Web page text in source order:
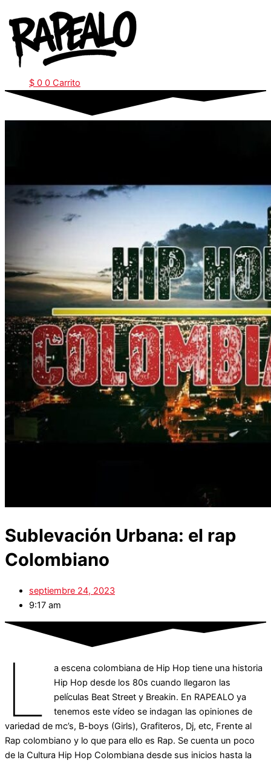
al
contenido
$ 0 0 Carrito
Sublevación Urbana: el rap
Colombiano
septiembre 24, 2023
9:17 am
L
a escena colombiana de Hip Hop tiene una historia
Hip Hop desde los 80s cuando llegaron las
películas Beat Street y Breakin. En RAPEALO ya
tenemos este vídeo se indagan las opiniones de
variedad de mc’s, B-boys (Girls), Grafiteros, Dj, etc, Frente al
Rap colombiano y lo que para ello es Rap. Se cuenta un poco
de la Cultura Hip Hop Colombiana desde sus inicios hasta la